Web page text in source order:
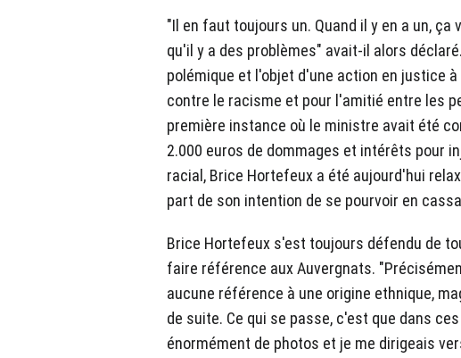
"Il en faut toujours un. Quand il y en a un, ça
qu'il y a des problèmes" avait-il alors
polémique et l'objet d'une action en justice à
contre le racisme et pour l'amitié entre les
première instance où le ministre avait été
2.000 euros de dommages et intérêts pour
racial, Brice Hortefeux a été aujourd'hui
part de son intention de se pourvoir en
Brice Hortefeux s'est toujours défendu de
faire référence aux Auvergnats.
aucune référence à une origine ethnique,
de suite. Ce qui se passe, c'est que dans
énormément de photos et je me dirigeais